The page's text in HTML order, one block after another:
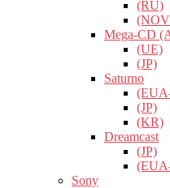
(RU)
Mega-CD
(UE)
(JP)
Saturno
(JP)
(KR)
Dreamcast
(JP)
Sony